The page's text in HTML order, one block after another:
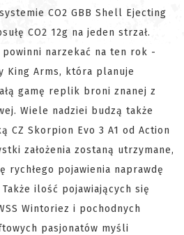
CO2 GBB Shell Ejecting
CO2 12g na jeden strzał.
powinni narzekać na ten rok -
King Arms, która planuje
gamę replik broni znanej z
Wiele nadziei budzą także
CZ Skorpion Evo 3 A1 od Action
założenia zostaną utrzymane,
rychłego pojawienia naprawdę
ilość pojawiających się
Wintoriez i pochodnych
pasjonatów myśli